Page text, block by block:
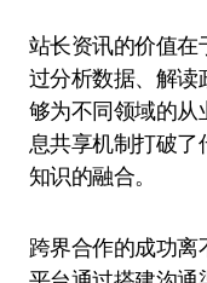
站长资讯的价值在
过分析数据、解读
够为不同领域的从
息共享机制打破了
知识的融合。
跨界合作的成功